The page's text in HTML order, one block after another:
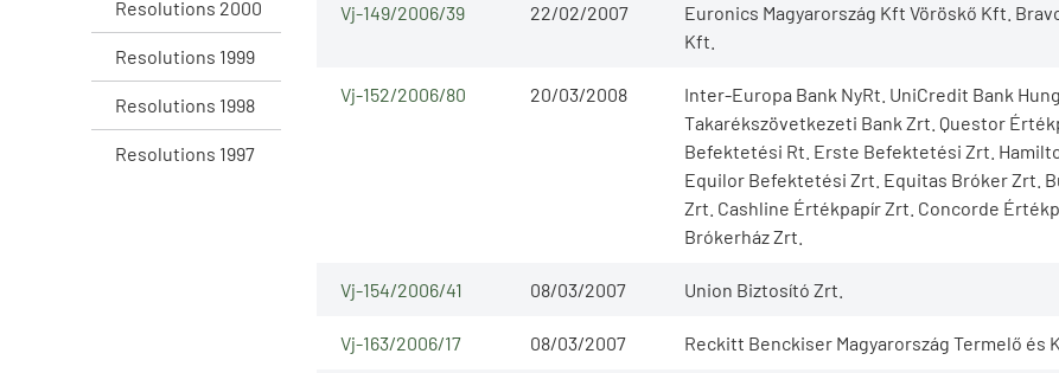
Resolutions 2000
Resolutions 1999
Resolutions 1998
Resolutions 1997
22/02/2007
Vj-149/2006/39
Euronics Magyarország Kft Vöröskő Kft.
Kft.
20/03/2008
Vj-152/2006/80
Inter-Europa Bank NyRt. UniCredit Bank
Takarékszövetkezeti Bank Zrt. Questor
Befektetési Rt. Erste Befektetési Zrt.
Equilor Befektetési Zrt. Equitas Bróker Zrt.
Zrt. Cashline Értékpapír Zrt. Concorde
Brókerház Zrt.
08/03/2007
Vj-154/2006/41 Union Biztosító Zrt.
08/03/2007
Vj-163/2006/17 Reckitt Benckiser Magyarország Termelő és